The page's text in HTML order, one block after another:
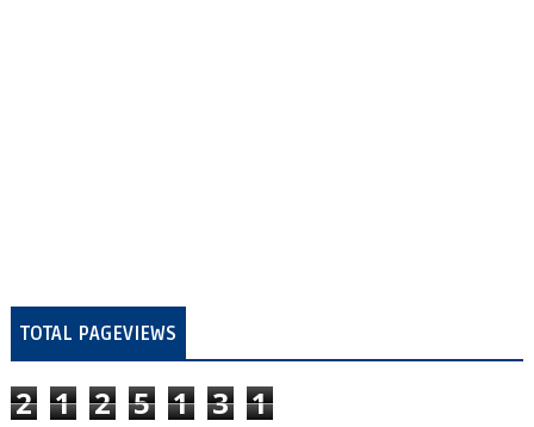
TOTAL PAGEVIEWS
2 1 2 5 1 3 1